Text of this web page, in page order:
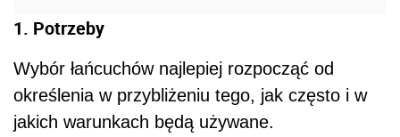
1. Potrzeby
Wybór łańcuchów najlepiej rozpocząć od
określenia w przybliżeniu tego, jak często i w
jakich warunkach będą używane.